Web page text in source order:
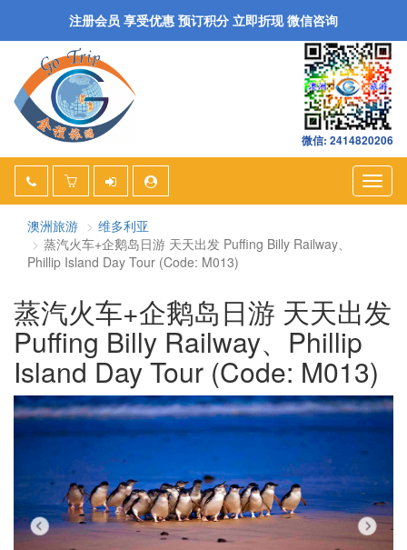
注册会员 享受优惠 预订积分 立即折现 微信咨询
微信: 2414820206
澳洲旅游
维多利亚
蒸汽火车+企鹅岛日游 天天出发 Puffing Billy Railway、
Phillip Island Day Tour (Code: M013)
蒸汽火车+企鹅岛日游 天天出发
Puffing Billy Railway、Phillip
Island Day Tour (Code: M013)